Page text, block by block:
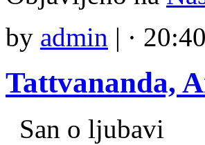
by admin | · 20:40
Tattvananda,
San o ljubavi